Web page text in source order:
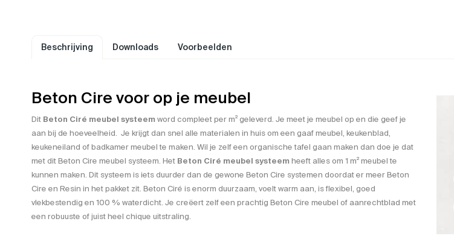
Beschrijving Downloads Voorbeelden
Beton Cire voor op je meubel
Dit Beton Ciré meubel systeem word compleet per m² geleverd. Je meet je meubel op en die geef je
aan bij de hoeveelheid. Je krijgt dan snel alle materialen in huis om een gaaf meubel, keukenblad,
keukeneiland of badkamer meubel te maken. Wil je zelf een organische tafel gaan maken dan doe je dat
met dit Beton Cire meubel systeem. Het Beton Ciré meubel systeem heeft alles om 1 m² meubel te
kunnen maken. Dit systeem is iets duurder dan de gewone Beton Cire systemen doordat er meer Beton
Cire en Resin in het pakket zit. Beton Ciré is enorm duurzaam, voelt warm aan, is flexibel, goed
vlekbestendig en 100 % waterdicht. Je creëert zelf een prachtig Beton Cire meubel of aanrechtblad met
een robuuste of juist heel chique uitstraling.